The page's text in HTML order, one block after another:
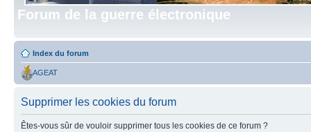
Forum de la guerre électronique
Index du forum
AGEAT
Supprimer les cookies du forum
Êtes-vous sûr de vouloir supprimer tous les cookies de ce forum ?